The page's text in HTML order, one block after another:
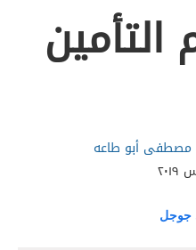
مصطفى أبو طاعه
جوجل